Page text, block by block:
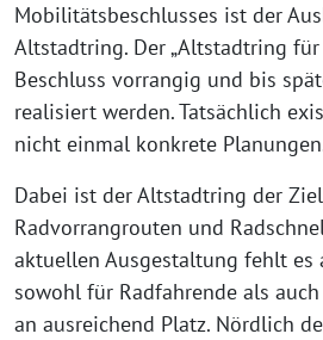
Mobilitätsbeschlusses ist der
Altstadtring. Der „Altstadtring
Beschluss vorrangig und bis
realisiert werden. Tatsächlich
nicht einmal konkrete
Dabei ist der Altstadtring der
Radvorrangrouten und
aktuellen Ausgestaltung fehlt es
sowohl für Radfahrende als
an ausreichend Platz. Nördlich